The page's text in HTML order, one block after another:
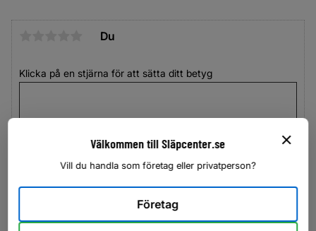
Du
Klicka på en stjärna för att sätta ditt betyg
Välkommen till Släpcenter.se
Vill du handla som företag eller privatperson?
Företag